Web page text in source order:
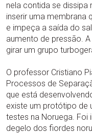
nela contida se dissipa
inserir uma membrana
e impeça a saída do
aumento de pressão.
girar um grupo
O professor Cristiano
Processos de
que está
existe um protótipo de
testes na Noruega. Foi
degelo dos fiordes